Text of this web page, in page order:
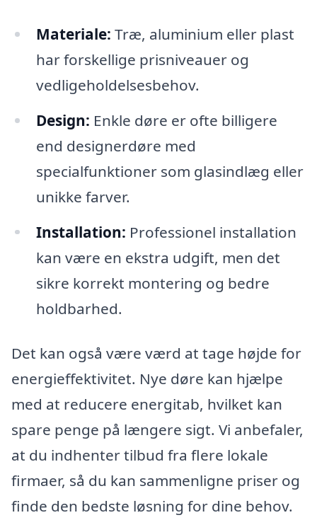
Materiale: Træ, aluminium eller plast
har forskellige prisniveauer og
vedligeholdelsesbehov.
Design: Enkle døre er ofte billigere
end designerdøre med
specialfunktioner som glasindlæg eller
unikke farver.
Installation: Professionel installation
kan være en ekstra udgift, men det
sikre korrekt montering og bedre
holdbarhed.
Det kan også være værd at tage højde for
energieffektivitet. Nye døre kan hjælpe
med at reducere energitab, hvilket kan
spare penge på længere sigt. Vi anbefaler,
at du indhenter tilbud fra flere lokale
firmaer, så du kan sammenligne priser og
finde den bedste løsning for dine behov.